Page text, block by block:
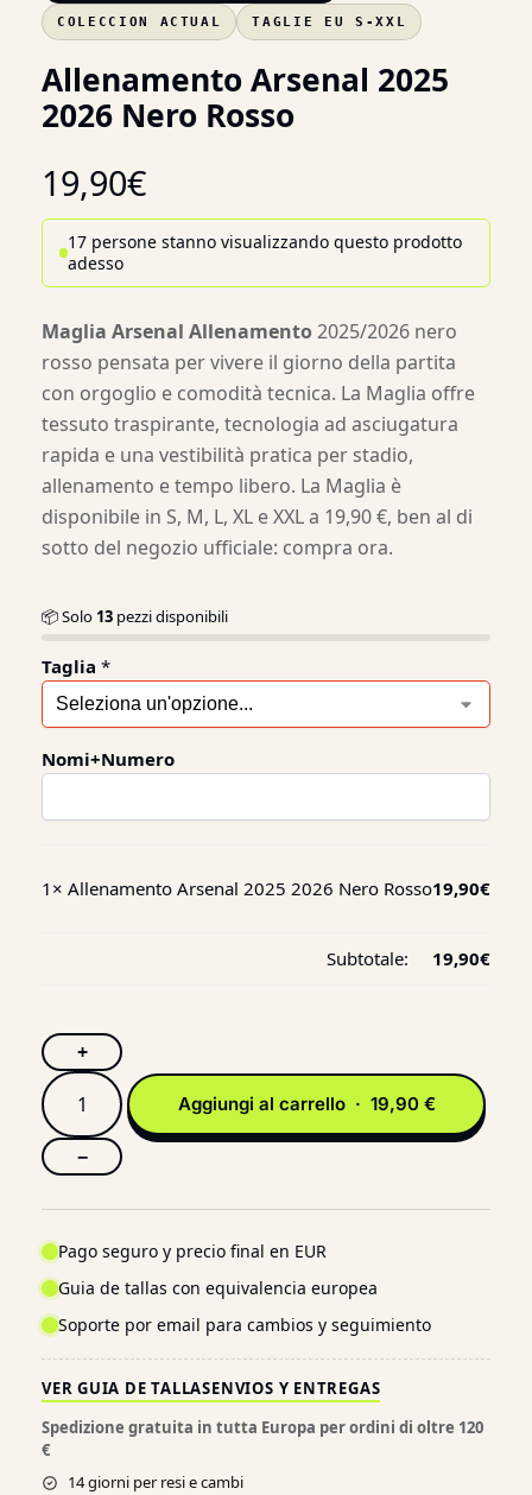
COLECCION ACTUAL TAGLIE EU S-XXL
Allenamento Arsenal 2025
2026 Nero Rosso
19,90€
17 persone stanno visualizzando questo prodotto
adesso
Maglia Arsenal Allenamento2025/2026 nero
rosso pensata per vivere il giorno della partita
con orgoglio e comodità tecnica. La Maglia offre
tessuto traspirante, tecnologia ad asciugatura
rapida e una vestibilità pratica per stadio,
allenamento e tempo libero. La Maglia è
disponibile in S, M, L, XL e XXL a 19,90 €, ben al di
sotto del negozio ufficiale: compra ora.
📦 Solo 13 pezzi disponibili
Taglia *
Nomi+Numero
1× Allenamento Arsenal 2025 2026 Nero Rosso19,90€
Subtotale: 19,90€
+
−
Aggiungi al carrello · 19,90 €
Pago seguro y precio final en EUR
Guia de tallas con equivalencia europea
Soporte por email para cambios y seguimiento
VER GUIA DE TALLASENVIOS Y ENTREGAS
Spedizione gratuita in tutta Europa per ordini di oltre 120
€
14 giorni per resi e cambi